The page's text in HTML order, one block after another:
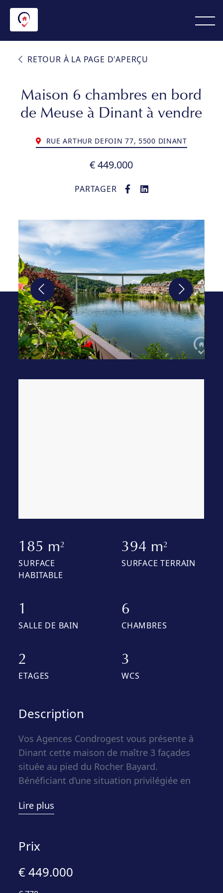
RETOUR À LA PAGE D'APERÇU
Maison 6 chambres en bord
de Meuse à Dinant à vendre
RUE ARTHUR DEFOIN 77, 5500 DINANT
€ 449.000
PARTAGER
185 m2
SURFACE
HABITABLE
394 m2
SURFACE TERRAIN
1
SALLE DE BAIN
6
CHAMBRES
2
ETAGES
3
WCS
Description
Vos Agences Condrogest vous présente à
Dinant cette maison de maître 3 façades
située au pied du Rocher Bayard.
Bénéficiant d’une situation privilégiée en
habitables, une belle luminosité et des
volumes et sa fonctionnalité. Le séjour
s’ouvre sur une terrasse de 17 m². Les six
Lire plus
Prix
€ 449.000